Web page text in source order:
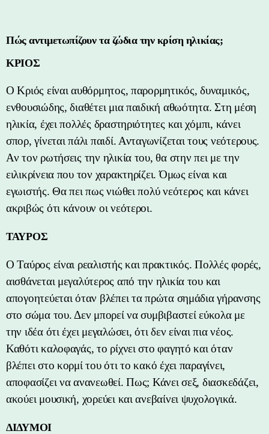
Πώς αντιμετωπίζουν τα ζώδια την κρίση ηλικίας;
ΚΡΙΟΣ
Ο Κριός είναι αυθόρμητος, παρορμητικός, δυναμικός,
ενθουσιώδης, διαθέτει μια παιδική αθωότητα. Στη μέση
ηλικία, έχει πολλές δραστηριότητες και χόμπι, κάνει
σπορ, γίνεται πάλι παιδί. Ανταγωνίζεται τους νεότερους.
Αν τον ρωτήσεις την ηλικία του, θα στην πει με την
ειλικρίνεια που τον χαρακτηρίζει. Όμως είναι και
εγωιστής. Θα πει πως νιώθει πολύ νεότερος και κάνει
ακριβώς ότι κάνουν οι νεότεροι.
ΤΑΥΡΟΣ
Ο Ταύρος είναι ρεαλιστής και πρακτικός. Πολλές φορές,
αισθάνεται μεγαλύτερος από την ηλικία του και
απογοητεύεται όταν βλέπει τα πρώτα σημάδια γήρανσης
στο σώμα του. Δεν μπορεί να συμβιβαστεί εύκολα με
την ιδέα ότι έχει μεγαλώσει, ότι δεν είναι πια νέος.
Καθότι καλοφαγάς, το ρίχνει στο φαγητό και όταν
βλέπει στο κορμί του ότι το κακό έχει παραγίνει,
αποφασίζει να ανανεωθεί. Πως; Κάνει σεξ, διασκεδάζει,
ακούει μουσική, χορεύει και ανεβαίνει ψυχολογικά.
ΔΙΔΥΜΟΙ